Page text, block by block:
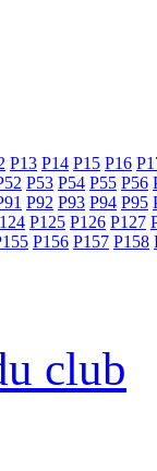
P13 P14 P15 P16
P53 P54 P55 P56
P92 P93 P94 P95
P125 P126 P127
P156 P157 P158
club